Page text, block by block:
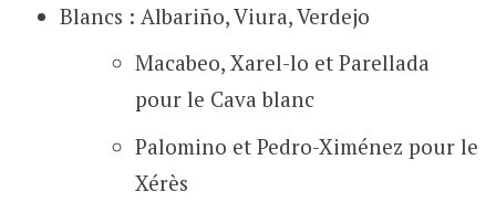
Blancs : Albariño, Viura, Verdejo
Macabeo, Xarel-lo et Parellada
pour le Cava blanc
Palomino et Pedro-Ximénez pour le
Xérès